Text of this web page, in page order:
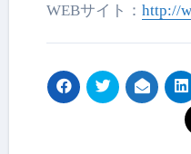
WEBサイト：http://